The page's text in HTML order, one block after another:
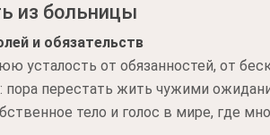
из больницы
и обязательств
от обязанностей, от
пора перестать жить чужими
тело и голос в мире, где